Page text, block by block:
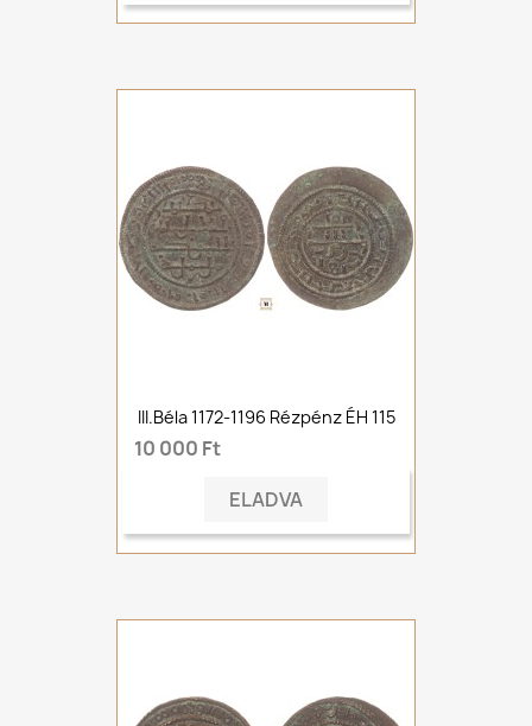
III.Béla 1172-1196 Rézpénz ÉH 115
10 000 Ft
ELADVA